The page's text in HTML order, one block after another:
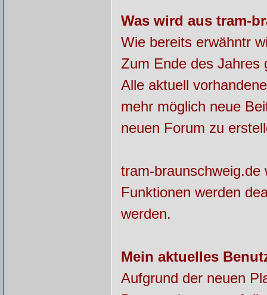
Was wird aus tram-
Wie bereits erwähntr
Zum Ende des Jahres
Alle aktuell
mehr möglich neue
neuen Forum zu
tram-braunschweig.de
Funktionen werden
werden.
Mein aktuelles
Aufgrund der neuen